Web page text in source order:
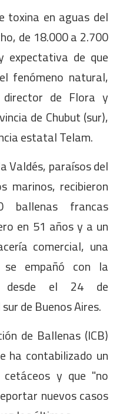
toxina en aguas del
de 18.000 a 2.700
expectativa de que
fenómeno natural,
director de Flora y
de Chubut (sur),
estatal Telam.
Valdés, paraísos del
marinos, recibieron
francas
en 51 años y a un
comercial, una
empañó con la
desde el 24 de
de Buenos Aires.
de Ballenas (ICB)
ha contabilizado un
y que "no
nuevos casos